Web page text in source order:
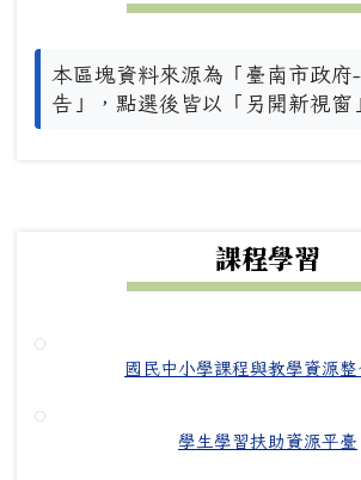
本區塊資料來源為「臺南市政府
告」，點選後皆以「另開新視窗
課程學習
國民中小學課程與教學資源整
學生學習扶助資源平臺